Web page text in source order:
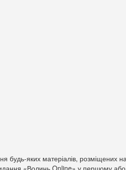
будь-яких матеріалів, розміщених